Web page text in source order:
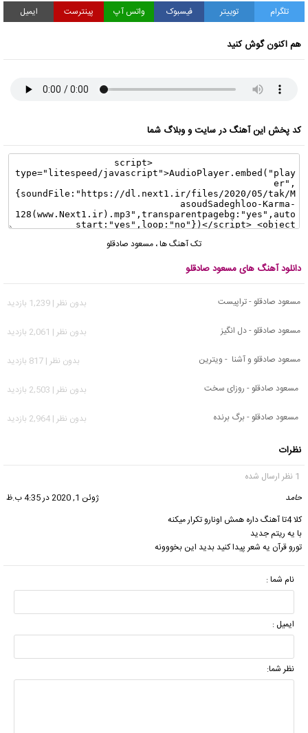
تلگرام توییتر فیسبوک واتس آپ پینترست ایمیل
هم اکنون گوش کنید
کد پخش این آهنگ در سایت و وبلاگ شما
تک آهنگ ها، مسعود صادقلو
دانلود آهنگ های مسعود صادقلو
مسعود صادقلو - تراپیست
بدون نظر | 1,239 بازدید
مسعود صادقلو - دل انگیز
بدون نظر | 2,061 بازدید
مسعود صادقلو و آشنا - ویترین
بدون نظر | 817 بازدید
مسعود صادقلو - روزای سخت
بدون نظر | 2,503 بازدید
مسعود صادقلو - برگ برنده
بدون نظر | 2,964 بازدید
نظرات
1 نظر ارسال شده
حامد
ژوئن 1, 2020 در 4:35 ب.ظ
کلا 4تا آهنگ داره همش اونارو تکرار میکنه
با یه ریتم جدید
تورو قرآن یه شعر پیدا کنید بدید این بخووونه
نام شما :
ایمیل :
نظر شما: